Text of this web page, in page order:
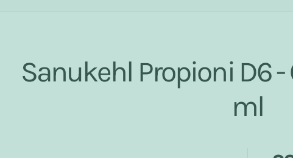
Sanukehl Propioni D6 -
ml